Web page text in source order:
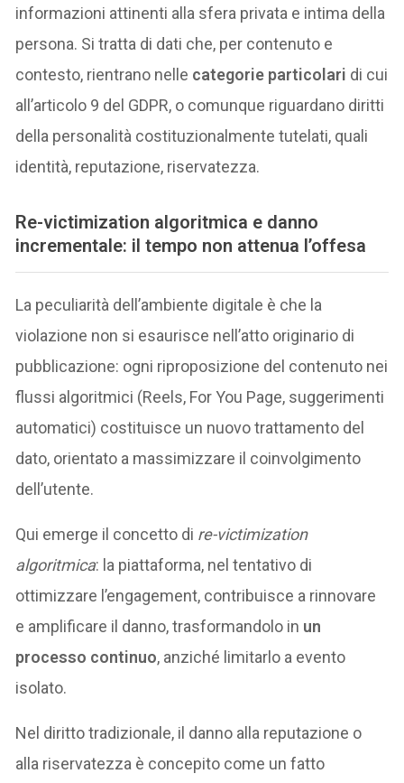
informazioni attinenti alla sfera privata e intima della
persona. Si tratta di dati che, per contenuto e
contesto, rientrano nelle categorie particolari di cui
all’articolo 9 del GDPR, o comunque riguardano diritti
della personalità costituzionalmente tutelati, quali
identità, reputazione, riservatezza.
Re-victimization algoritmica e danno
incrementale: il tempo non attenua l’offesa
La peculiarità dell’ambiente digitale è che la
violazione non si esaurisce nell’atto originario di
pubblicazione: ogni riproposizione del contenuto nei
flussi algoritmici (Reels, For You Page, suggerimenti
automatici) costituisce un nuovo trattamento del
dato, orientato a massimizzare il coinvolgimento
dell’utente.
Qui emerge il concetto di re-victimization
algoritmica: la piattaforma, nel tentativo di
ottimizzare l’engagement, contribuisce a rinnovare
e amplificare il danno, trasformandolo in un
processo continuo, anziché limitarlo a evento
isolato.
Nel diritto tradizionale, il danno alla reputazione o
alla riservatezza è concepito come un fatto